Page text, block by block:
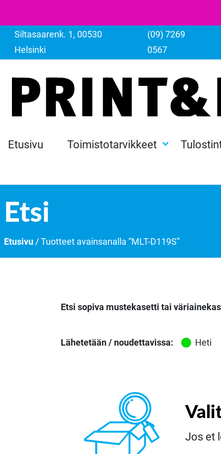
Siltasaarenk. 1, 00530
Helsinki
(09) 7269
0567
Etusivu Toimistotarvikkeet
Etsi
Etusivu / Tuotteet avainsanalla “MLT-D119S”
Etsi sopiva mustekasetti tai
Lähetetään / noudettavissa: Heti
Jos et